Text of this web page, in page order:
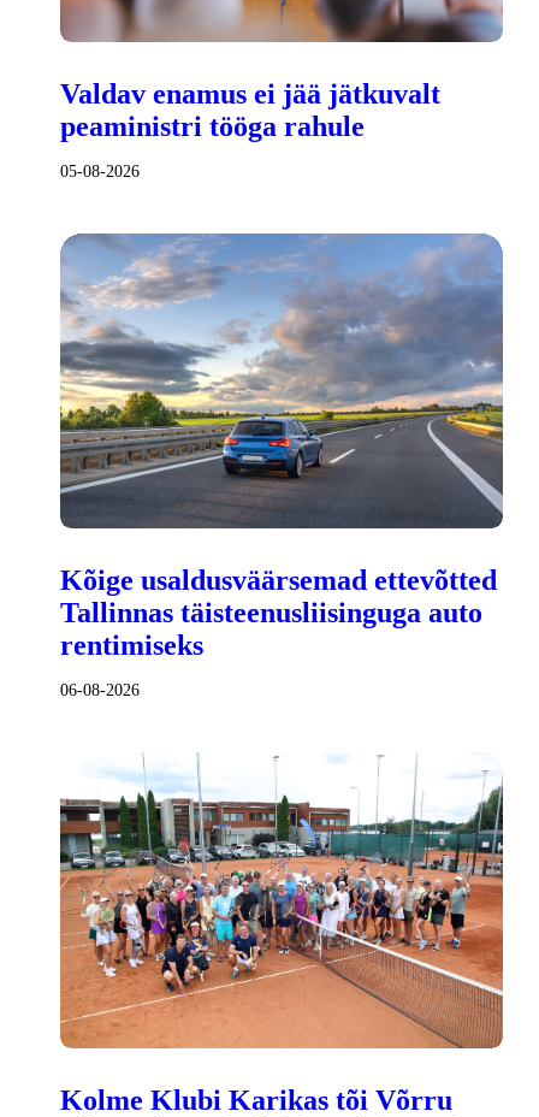
Valdav enamus ei jää jätkuvalt
peaministri tööga rahule
05-08-2026
Kõige usaldusväärsemad ettevõtted
Tallinnas täisteenusliisinguga auto
rentimiseks
06-08-2026
Kolme Klubi Karikas tõi Võrru